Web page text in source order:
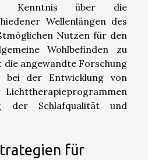
Kenntnis über die
Wellenlängen des
Nutzen für den
Wohlbefinden zu
die angewandte Forschung
bei der Entwicklung von
Lichttherapieprogrammen
der Schlafqualität und
für